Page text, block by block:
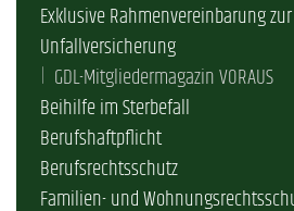
Exklusive Rahmenvereinbarung
Unfallversicherung
GDL-Mitgliedermagazin VORAUS
Beihilfe im Sterbefall
Berufshaftpflicht
Berufsrechtsschutz
Familien- und